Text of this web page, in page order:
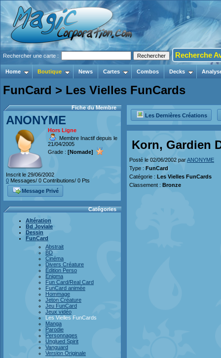
Rechercher une carte : Recherche
Home Boutique News Cartes Combos Decks
FunCard > Les Vielles FunCards
Fiche du Membre
ANONYME
Hors Ligne
Membre Inactif depuis le
21/04/2005
Grade : [Nomade]
Inscrit le 29/06/2002
0 Messages/ 0 Contributions/ 0 Pts
Message Privé
Catégories
Altération
Bd Joviale
Dessin
FunCard
Abstrait
BD
Cinéma
Divers Créature
Édition Perso
Enigma
Fun Card/Real Card
FunCard animée
Hommage
Jeton Créature
Jeu FunCard
Jeux vidéo
Les Vielles FunCards
Manga
Parodie
Personnages
Unglued Spirit
Vanguard
Version Originale
Les Dernières Créations
Korn, Gardien
Posté le 02/06/2002 parANONYME
Type : FunCard
Catégorie : Les Vielles FunCards
Classement : Bronze